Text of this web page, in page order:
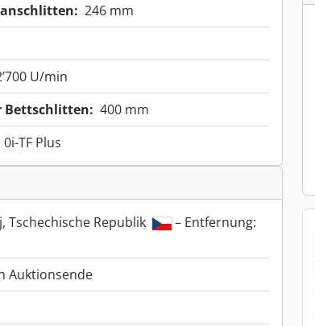
246 mm
U/min
Bettschlitten: 400 mm
TF Plus
Tschechische Republik
– Entfernung:
Auktionsende